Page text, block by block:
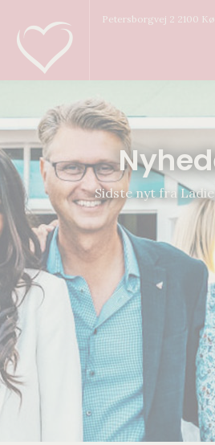
Petersborgvej 2 2100
Sidste nyt fra